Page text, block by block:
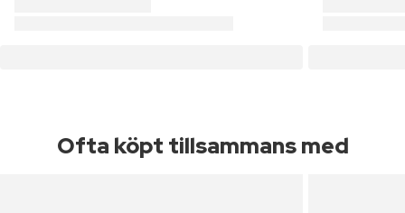
Ofta köpt tillsammans med